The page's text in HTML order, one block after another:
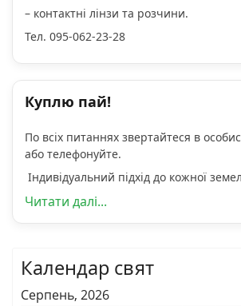
– контактні лінзи та розчини.
Тел. 095-062-23-28
Куплю пай!
По всіх питаннях звертайтеся в
або телефонуйте.
Індивідуальний підхід до кожної
Читати далі...
Календар свят
Серпень, 2026